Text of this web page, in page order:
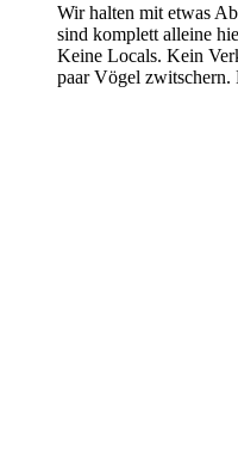
Wir halten mit etwas
sind komplett alleine
Keine Locals. Kein
paar Vögel zwitschern.